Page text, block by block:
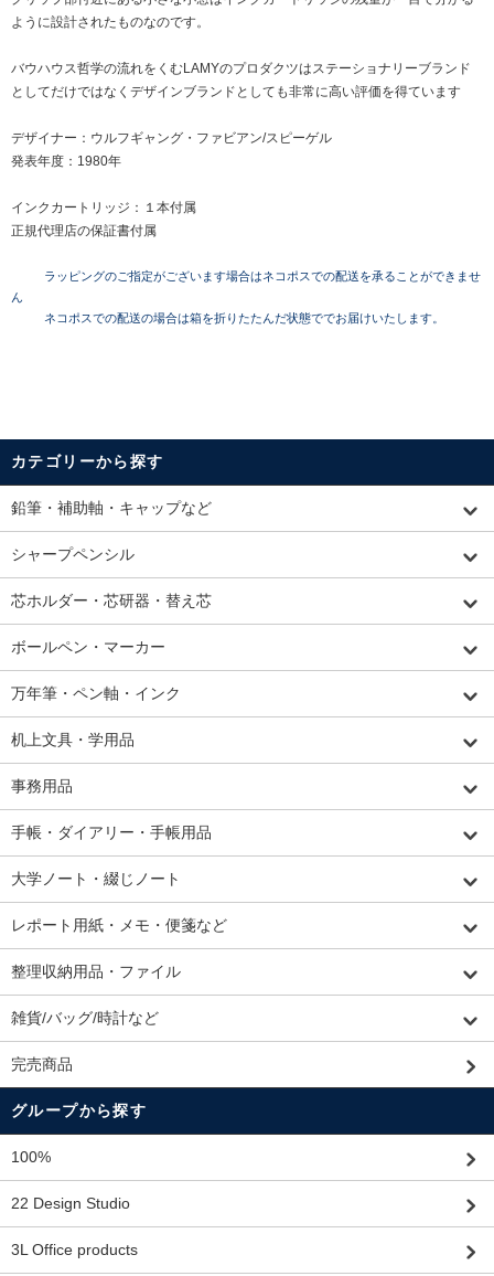
ように設計されたものなのです。
バウハウス哲学の流れをくむLAMYのプロダクツはステーショナリーブランド
としてだけではなくデザインブランドとしても非常に高い評価を得ています
デザイナー：ウルフギャング・ファビアン/スピーゲル
発表年度：1980年
インクカートリッジ：１本付属
正規代理店の保証書付属
ラッピングのご指定がございます場合はネコポスでの配送を承ることができませ
ん
ネコポスでの配送の場合は箱を折りたたんだ状態ででお届けいたします。
カテゴリーから探す
鉛筆・補助軸・キャップなど
シャープペンシル
芯ホルダー・芯研器・替え芯
ボールペン・マーカー
万年筆・ペン軸・インク
机上文具・学用品
事務用品
手帳・ダイアリー・手帳用品
大学ノート・綴じノート
レポート用紙・メモ・便箋など
整理収納用品・ファイル
雑貨/バッグ/時計など
完売商品
グループから探す
100%
22 Design Studio
3L Office products